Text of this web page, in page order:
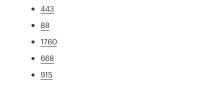
443
88
1760
668
915